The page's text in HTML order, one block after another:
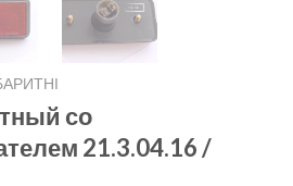
со
21.3.04.16 /